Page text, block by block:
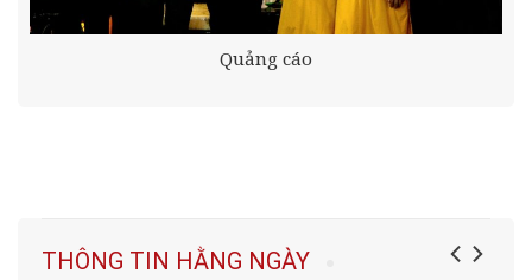
Quảng cáo
THÔNG TIN HẰNG NGÀY